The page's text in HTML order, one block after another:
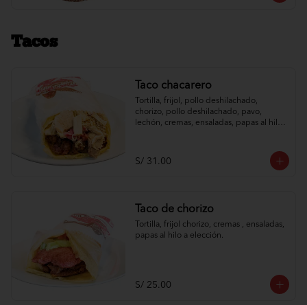
Tacos
Taco chacarero
Tortilla, frijol, pollo deshilachado,
chorizo, pollo deshilachado, pavo,
lechón, cremas, ensaladas, papas al hilo
S/ 31.00
Taco de chorizo
Tortilla, frijol chorizo, cremas , ensaladas,
papas al hilo a elección.
S/ 25.00